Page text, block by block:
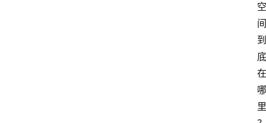
空
间
到
底
在
哪
里